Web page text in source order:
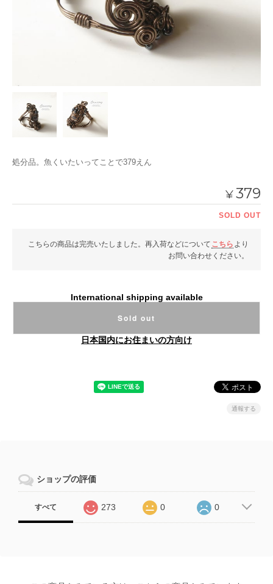
処分品。魚くいたいってことで379えん
¥379
SOLD OUT
こちらの商品は完売いたしました。再入荷などについて こちら より
お問い合わせください。
International shipping available
Sold out
日本国内にお住まいの方向け
通報する
ショップの評価
すべて 273 0 0